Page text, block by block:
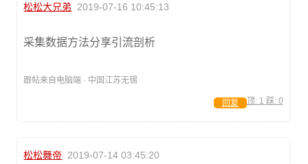
松松大兄弟 2019-07-16 10:45:13
采集数据方法分享引流剖析
跟帖来自电脑端 · 中国江苏无锡
顶: 1 踩: 0
回复
松松舞帝 2019-07-14 03:45:20